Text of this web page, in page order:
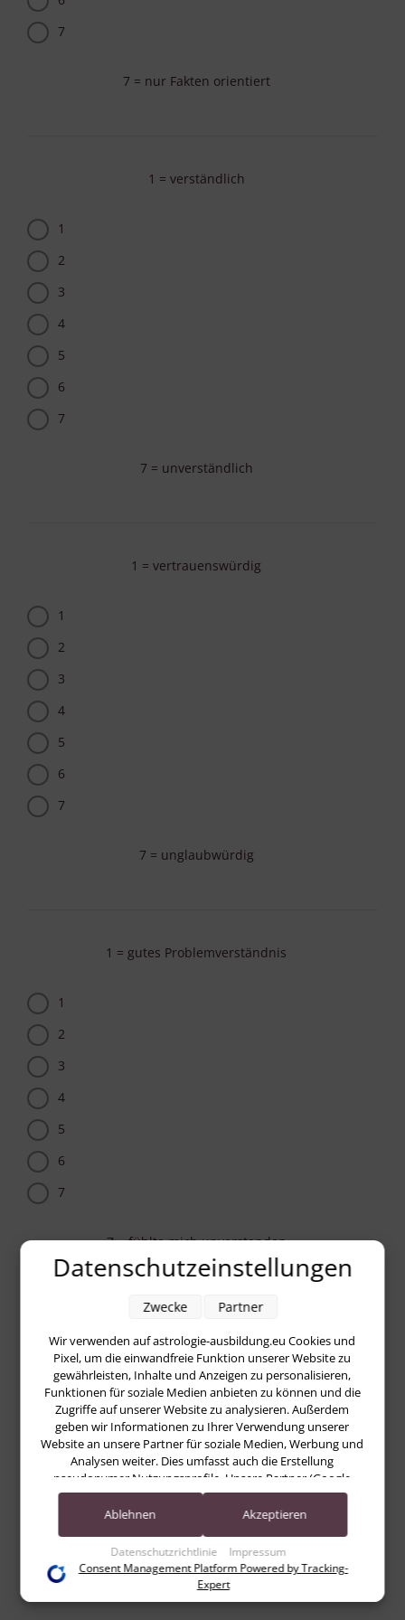
7
7 = nur Fakten orientiert
1 = verständlich
1
2
3
4
5
6
7
7 = unverständlich
1 = vertrauenswürdig
1
2
3
4
5
6
7
7 = unglaubwürdig
1 = gutes Problemverständnis
1
2
3
4
5
6
7
7 = fühlte mich unverstanden
1 = authentisch
1
2
3
7
Datenschutzeinstellungen
Wir verwenden auf astrologie-ausbildung.eu Cookies und
Pixel, um die einwandfreie Funktion unserer Website zu
gewährleisten, Inhalte und Anzeigen zu personalisieren,
Funktionen für soziale Medien anbieten zu können und die
Zugriffe auf unserer Website zu analysieren. Außerdem
geben wir Informationen zu Ihrer Verwendung unserer
Website an unsere Partner für soziale Medien, Werbung und
Analysen weiter. Dies umfasst auch die Erstellung
pseudonymer Nutzungsprofile. Unsere Partner (Google
Advertising Products) führen diese Informationen
möglicherweise mit weiteren Daten zusammen, die Sie ihnen
Accounts) oder welche sie im Rahmen Ihrer Nutzung der
Dienste gesammelt haben (bspw. Nutzungsdaten anderer
Geräte). Ihre Einwilligung zur Nutzung von Cookies und
Datenschutzrichtlinie Impressum
Zwecke Partner
Ablehnen Akzeptieren
Consent Management Platform Powered by Tracking-
Expert